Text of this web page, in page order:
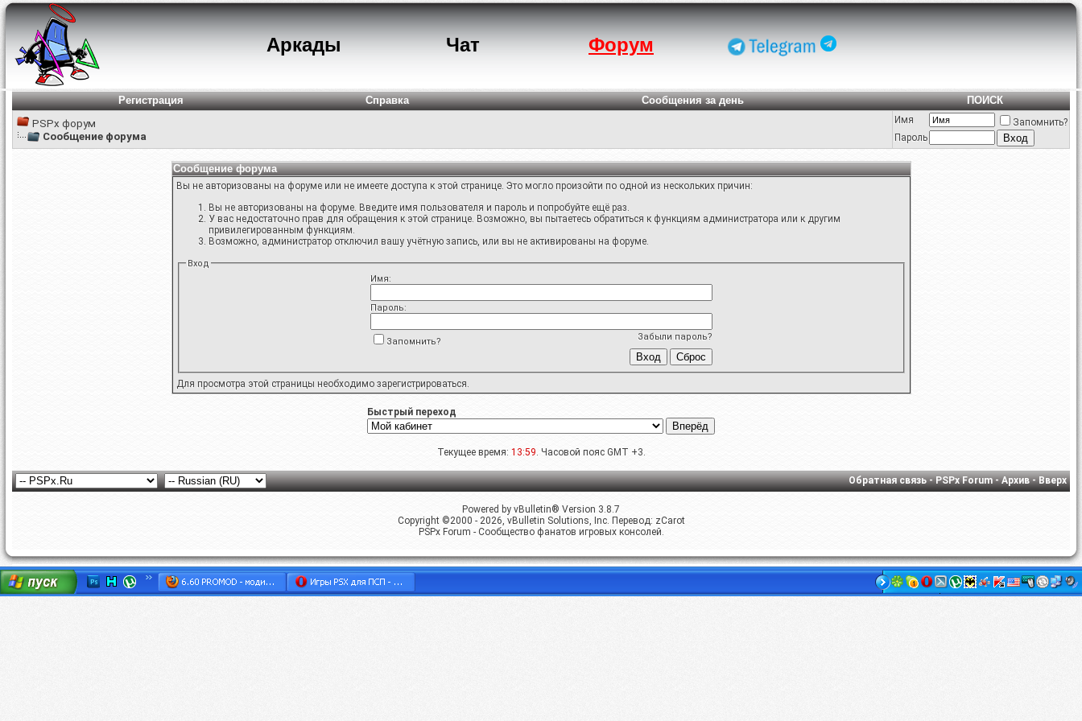
Аркады Чат Форум
Регистрация Справка Сообщения за день
ПОИСК
PSPx форум
Сообщение форума
Имя
Запомнить?
Пароль
Сообщение форума
Вы не авторизованы на форуме или не имеете доступа к этой странице. Это могло произойти по одной из нескольких причин:
Вы не авторизованы на форуме. Введите имя пользователя и пароль и попробуйте ещё раз.
У вас недостаточно прав для обращения к этой странице. Возможно, вы пытаетесь обратиться к функциям администратора или к другим
привилегированным функциям.
Возможно, администратор отключил вашу учётную запись, или вы не активированы на форуме.
Вход
Имя:
Пароль:
Забыли пароль?
Запомнить?
Для просмотра этой страницы необходимо зарегистрироваться.
Быстрый переход
Текущее время: 13:59. Часовой пояс GMT +3.
Обратная связь-PSPx Forum-Архив-Вверх
Powered by vBulletin® Version 3.8.7
Copyright ©2000 - 2026, vBulletin Solutions, Inc. Перевод: zCarot
PSPx Forum - Сообщество фанатов игровых консолей.